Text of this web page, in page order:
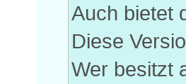
Auch bietet
Diese
Wer besitzt